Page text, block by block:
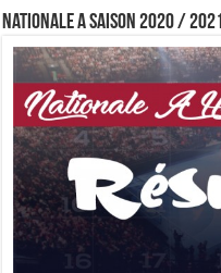
Nationale A saison 2020 / 2021